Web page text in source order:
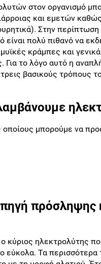
στον οργανισμό
και εμετών
Στην
είναι πολύ πιθανό να
κράμπες και
Για το λόγο αυτό η
βασικούς τρόπους
οποίους μπορούμε να
πηγή
ο κύριος ηλεκτρολύτης
Τα περισσότερα